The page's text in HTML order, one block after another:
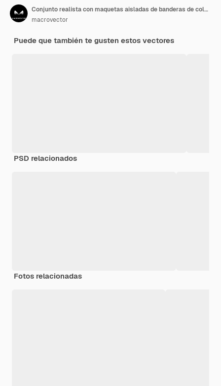
Conjunto realista con maquetas aisladas de banderas de color blanco negro rojo y verde en postes de metal ilustración vectorial
macrovector
Puede que también te gusten estos vectores
PSD relacionados
Fotos relacionadas